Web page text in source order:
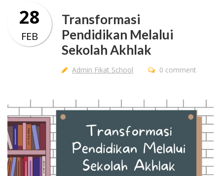
Transformasi
Pendidikan Melalui
Sekolah Akhlak
Admin Fikat School
28
FEB
0 comment